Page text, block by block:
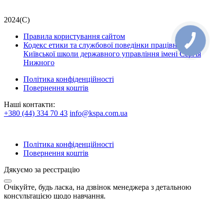
2024(С)
Правила користування сайтом
Кодекс етики та службової поведінки працівників
Київської школи державного управління імені Сергія
Нижного
Політика конфіденційності
Повернення коштів
Наші контакти:
+380 (44) 334 70 43 info@kspa.com.ua
Політика конфіденційності
Повернення коштів
Дякуємо за реєстрацію
Очікуйте, будь ласка, на дзвінок менеджера з детальною
консультацією щодо навчання.